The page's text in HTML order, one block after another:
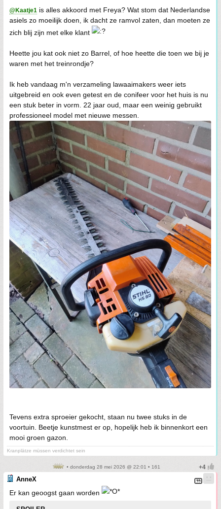
@Kaatje1 is alles akkoord met Freya? Wat stom dat Nederlandse
asiels zo moeilijk doen, ik dacht ze ramvol zaten, dan moeten ze
zich blij zijn met elke klant
Heette jou kat ook niet zo Barrel, of hoe heette die toen we bij je
waren met het treinrondje?
Ik heb vandaag m'n verzameling lawaaimakers weer iets
uitgebreid en ook even getest en de conifeer voor het huis is nu
een stuk beter in vorm. 22 jaar oud, maar een weinig gebruikt
professioneel model met nieuwe messen.
Tevens extra sproeier gekocht, staan nu twee stuks in de
voortuin. Beetje kunstmest er op, hopelijk heb ik binnenkort een
mooi groen gazon.
Kranplätze müssen verdichtet sein
• donderdag 28 mei 2026 @ 22:01 • 161
AnneX
Er kan geoogst gaan worden